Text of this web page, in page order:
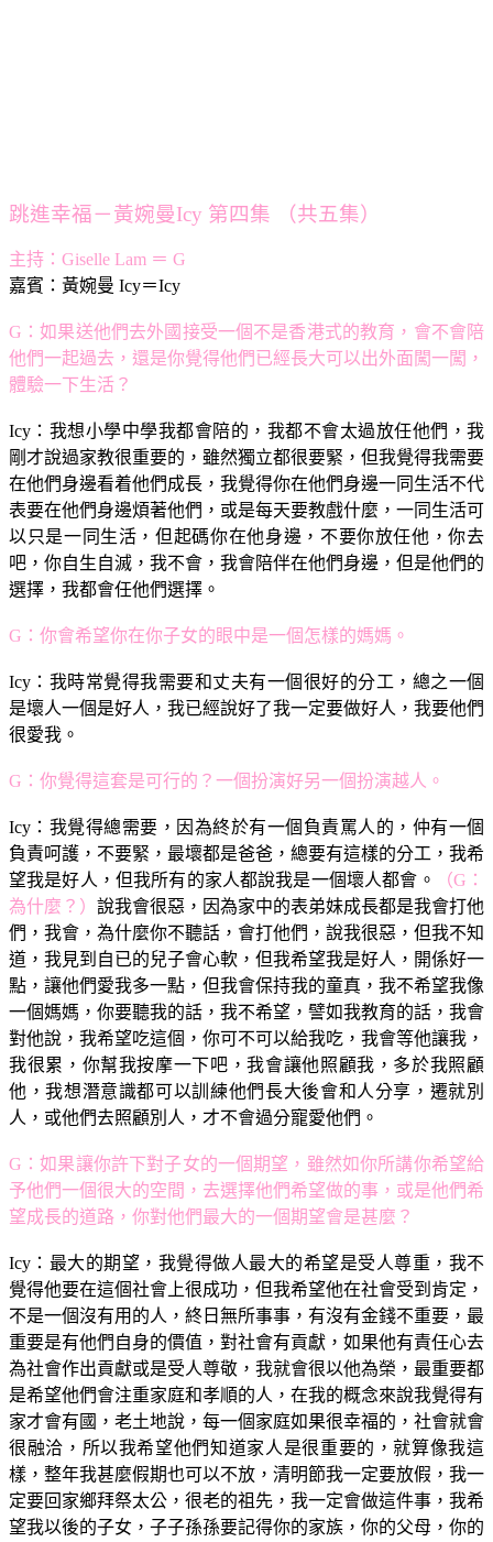
跳進幸福－黃婉曼Icy 第四集 （共五集）
主持：Giselle Lam ＝ G
嘉賓：黃婉曼 Icy＝Icy
G：如果送他們去外國接受一個不是香港式的教育，會不會陪
他們一起過去，還是你覺得他們已經長大可以出外面闖一闖，
體驗一下生活？
Icy：我想小學中學我都會陪的，我都不會太過放任他們，我
剛才說過家教很重要的，雖然獨立都很要緊，但我覺得我需要
在他們身邊看着他們成長，我覺得你在他們身邊一同生活不代
表要在他們身邊煩著他們，或是每天要教戲什麼，一同生活可
以只是一同生活，但起碼你在他身邊，不要你放任他，你去
吧，你自生自滅，我不會，我會陪伴在他們身邊，但是他們的
選擇，我都會任他們選擇。
G：你會希望你在你子女的眼中是一個怎樣的媽媽。
Icy：我時常覺得我需要和丈夫有一個很好的分工，總之一個
是壞人一個是好人，我已經說好了我一定要做好人，我要他們
很愛我。
G：你覺得這套是可行的？一個扮演好另一個扮演越人。
Icy：我覺得總需要，因為終於有一個負責罵人的，仲有一個
負責呵護，不要緊，最壞都是爸爸，總要有這樣的分工，我希
望我是好人，但我所有的家人都說我是一個壞人都會。
（G：
為什麼？） 說我會很惡，因為家中的表弟妹成長都是我會打他
們，我會，為什麼你不聽話，會打他們，說我很惡，但我不知
道，我見到自已的兒子會心軟，但我希望我是好人，開係好一
點，讓他們愛我多一點，但我會保持我的童真，我不希望我像
一個媽媽，你要聽我的話，我不希望，譬如我教育的話，我會
對他說，我希望吃這個，你可不可以給我吃，我會等他讓我，
我很累，你幫我按摩一下吧，我會讓他照顧我，多於我照顧
他，我想潛意識都可以訓練他們長大後會和人分享，遷就別
人，或他們去照顧別人，才不會過分寵愛他們。
G：如果讓你許下對子女的一個期望，雖然如你所講你希望給
予他們一個很大的空間，去選擇他們希望做的事，或是他們希
望成長的道路，你對他們最大的一個期望會是甚麼？
Icy：最大的期望，我覺得做人最大的希望是受人尊重，我不
覺得他要在這個社會上很成功，但我希望他在社會受到肯定，
不是一個沒有用的人，終日無所事事，有沒有金錢不重要，最
重要是有他們自身的價值，對社會有貢獻，如果他有責任心去
為社會作出貢獻或是受人尊敬，我就會很以他為榮，最重要都
是希望他們會注重家庭和孝順的人，在我的概念來說我覺得有
家才會有國，老土地說，每一個家庭如果很幸福的，社會就會
很融洽，所以我希望他們知道家人是很重要的，就算像我這
樣，整年我甚麼假期也可以不放，清明節我一定要放假，我一
定要回家鄉拜祭太公，很老的祖先，我一定會做這件事，我希
望我以後的子女，子子孫孫要記得你的家族，你的父母，你的